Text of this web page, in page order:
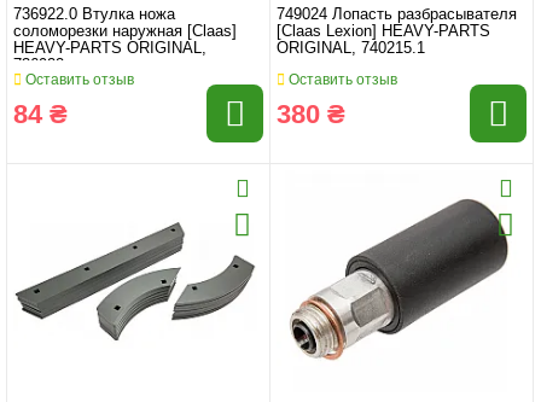
736922.0 Втулка ножа
соломорезки наружная [Claas]
HEAVY-PARTS ORIGINAL,
736922
Оставить отзыв
84 ₴
749024 Лопасть разбрасывателя
[Claas Lexion] HEAVY-PARTS
ORIGINAL, 740215.1
Оставить отзыв
380 ₴